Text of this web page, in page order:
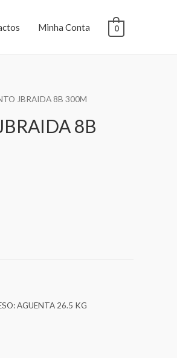
Minha Conta 0
JBRAIDA 8B 300M
8B
AGUENTA 26.5 KG